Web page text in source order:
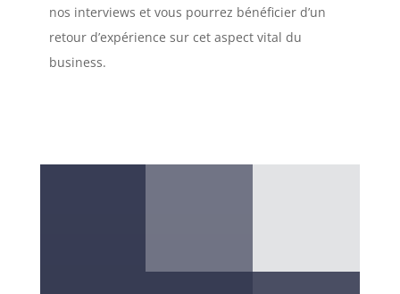
nos interviews et vous pourrez bénéficier d’un
retour d’expérience sur cet aspect vital du
business.